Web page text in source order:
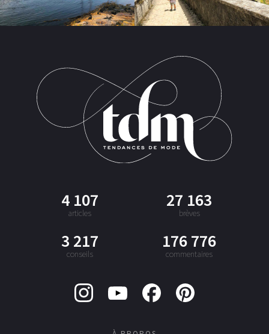
4 107
articles
27 163
brèves
3 217
conseils
176 776
commentaires